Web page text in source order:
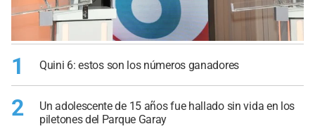
1 Quini 6: estos son los números ganadores
2
Un adolescente de 15 años fue hallado sin vida en los
piletones del Parque Garay